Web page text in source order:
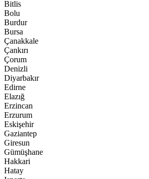
Bitlis
Bolu
Burdur
Bursa
Çanakkale
Çankırı
Çorum
Denizli
Diyarbakır
Edirne
Elazığ
Erzincan
Erzurum
Eskişehir
Gaziantep
Giresun
Gümüşhane
Hakkari
Hatay